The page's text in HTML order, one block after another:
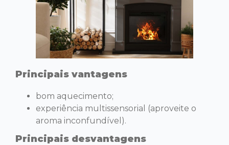
Principais vantagens
bom aquecimento;
experiência multissensorial (aproveite o
aroma inconfundível).
Principais desvantagens